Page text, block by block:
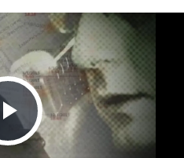
Video